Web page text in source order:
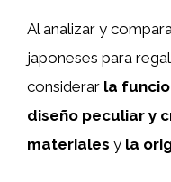
Al analizar y
japoneses para
considerar la
diseño peculiar y
materiales y la